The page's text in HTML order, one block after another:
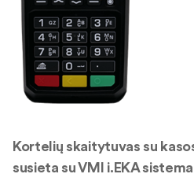
Kortelių skaitytuvas su
susieta su VMI i.EKA sistema